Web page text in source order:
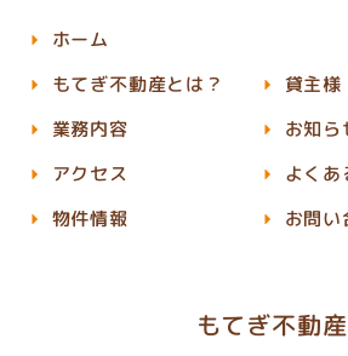
もてぎ不動産
ホーム
もてぎ不動産とは？
業務内容
アクセス
物件情報
貸主様
お知ら
よくあ
お問い